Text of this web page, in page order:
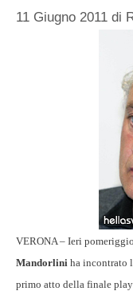
11 Giugno 2011 di
VERONA – Ieri
Mandorlini ha incontrato
primo atto della finale